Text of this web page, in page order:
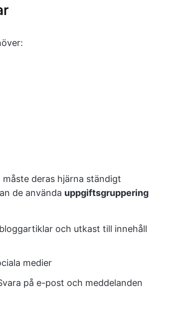
deras hjärna ständigt
de använda uppgiftsgruppering
och utkast till innehåll
medier
på e-post och meddelanden